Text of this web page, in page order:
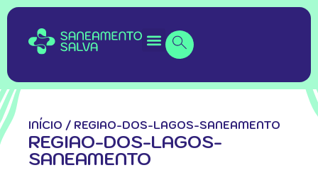
INÍCIO / REGIAO-DOS-LAGOS-SANEAMENTO
REGIAO-DOS-LAGOS-
SANEAMENTO